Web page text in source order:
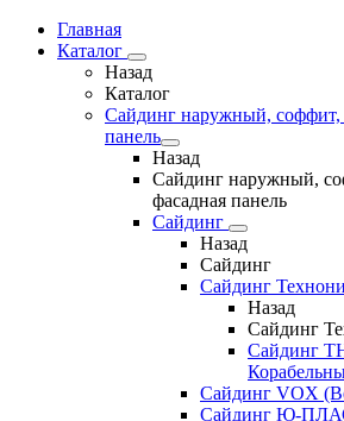
Главная
Каталог
Назад
Каталог
Сайдинг наружный, соффит,
панель
Назад
Сайдинг наружный,
фасадная панель
Сайдинг
Назад
Сайдинг
Сайдинг
Назад
Сайдинг
Сайдинг
Сайдинг VOX
Сайдинг Ю-